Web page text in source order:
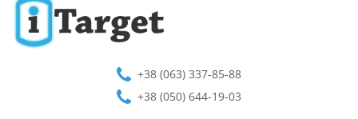
+38 (063) 337-85-88
+38 (050) 644-19-03